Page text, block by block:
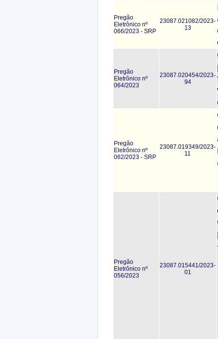
Pregão
Eletrônico nº
066/2023 - SRP
23087.021082/2023-
13
Pregão
Eletrônico nº
064/2023
23087.020454/2023-
94
Pregão
Eletrônico nº
062/2023 - SRP
23087.019349/2023-
11
Pregão
Eletrônico nº
056/2023
23087.015441/2023-
01